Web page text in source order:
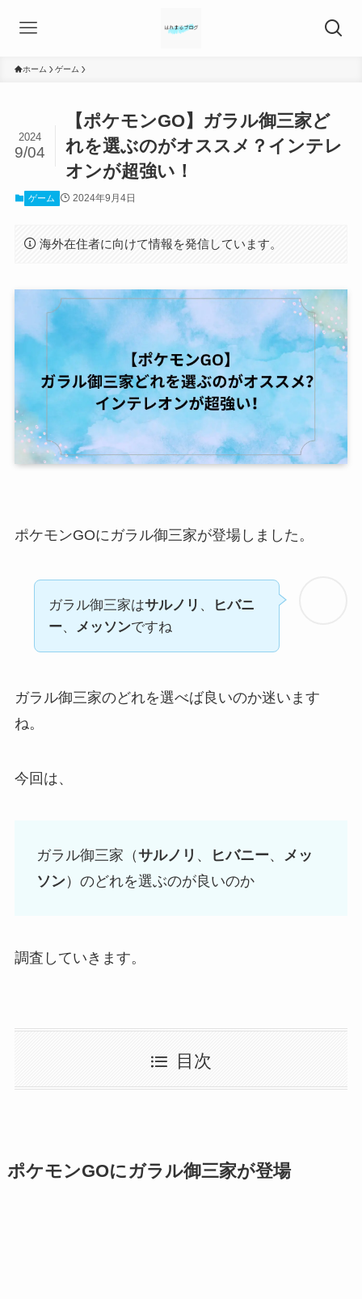
ホーム ゲーム
【ポケモンGO】ガラル御三家ど
れを選ぶのがオススメ？インテレ
オンが超強い！
2024
9/04
ゲーム 2024年9月4日
海外在住者に向けて情報を発信しています。
ポケモンGOにガラル御三家が登場しました。
ガラル御三家はサルノリ 、
ヒバニ
ー、 メッソンですね
ガラル御三家のどれを選べば良いのか迷います
ね。
今回は、
ガラル御三家（サルノリ 、 ヒバニー、
メッ
ソン）のどれを選ぶのが良いのか
調査していきます。
目次
ポケモンGOにガラル御三家が登場